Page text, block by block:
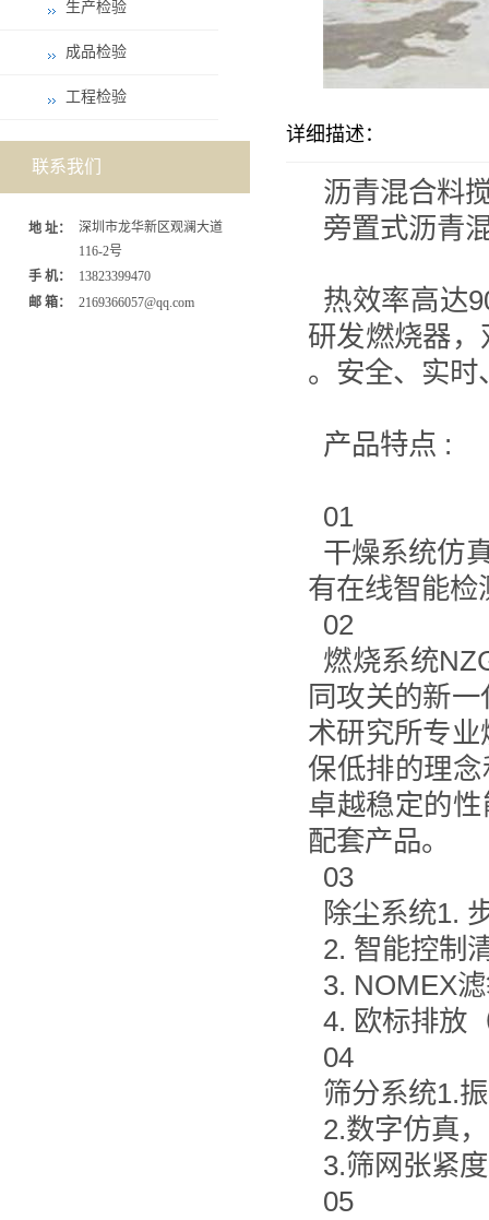
生产检验
成品检验
工程检验
联系我们
地 址：
深圳市龙华新区观澜大道
116-2号
手 机：
13823399470
邮 箱：
2169366057@qq.com
详细描述：
沥青混合料
旁置式沥青
热效率高达
研发燃烧器
。安全、实时
产品特点 :
01
干燥系统仿
有在线智能检
02
燃烧系统
同攻关的新
术研究所专
保低排的理
卓越稳定的
配套产品。
03
除尘系统1.
2. 智能控制
3. NOMEX
4. 欧标排放
04
筛分系统1.
2.数字仿真
3.筛网张紧
05